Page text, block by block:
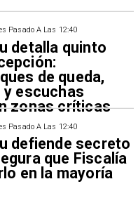
Pasado A Las 12:40
detalla quinto
de queda,
escuchas
zonas críticas
Pasado A Las 12:40
defiende secreto
que Fiscalía
en la mayoría